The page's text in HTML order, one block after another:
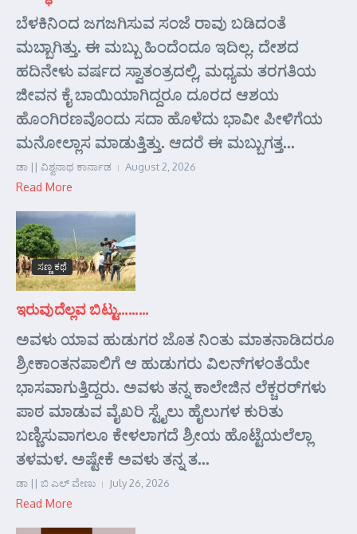
ಬೆಳಕಿನಿಂದ ಜಗಜಗಿಸುವ ಸಂಜೆ ರಾವು ಬಡಿದಂತೆ
ಮಬ್ಬಾಗಿತ್ತು. ಈ ಮಬ್ಬು ಹಿಂದೆಂದೂ ಇದಿಲ್ಲ. ದೇಶದ
ಹದಿನೇಳು ವರ್ಷದ ಸ್ವಾತಂತ್ರದಲ್ಲಿ, ಮಧ್ಯಮ ತರಗತಿಯ
ಜೀವನ ಕೈ ಬಾಯಿಯಾಗಿದ್ದರೂ ದೂರದ ಆಶಯ
ಹೊಂಗಿರಣವೊಂದು ಸದಾ ಹೊಳೆದು ಭಾವೀ ಪೀಳಿಗೆಯ
ಮನೋಲ್ಲಾಸ ಮಾಡುತ್ತಿತ್ತು. ಆದರೆ ಈ ಮಬ್ಬುಗತ್ತ...
ಡಾ || ವಿಶ್ವನಾಥ ಕಾರ್ನಾಡ August 2, 2026
Read More
ಸಣ್ಣ ಕಥೆ
ಇರುವುದೆಲ್ಲವ ಬಿಟ್ಟು………
ಅವಳು ಯಾವ ಹುಡುಗರ ಜೊತ ನಿಂತು ಮಾತನಾಡಿದರೂ
ಶ್ರೀಕಾಂತನಪಾಲಿಗೆ ಆ ಹುಡುಗರು ವಿಲನ್‌ಗಳಂತೆಯೇ
ಭಾಸವಾಗುತ್ತಿದ್ದರು. ಅವಳು ತನ್ನ ಕಾಲೇಜಿನ ಲೆಕ್ಚರರ್‌ಗಳು
ಪಾಠ ಮಾಡುವ ವೈಖರಿ ಸ್ಟೈಲು ಹೈಲುಗಳ ಕುರಿತು
ಬಣ್ಣಿಸುವಾಗಲೂ ಕೇಳಲಾಗದೆ ಶ್ರೀಯ ಹೊಟ್ಟೆಯಲೆಲ್ಲಾ
ತಳಮಳ. ಅಷ್ಟೇಕೆ ಅವಳು ತನ್ನ ತ...
ಡಾ || ಬಿ ಎಲ್ ವೇಣು July 26, 2026
Read More